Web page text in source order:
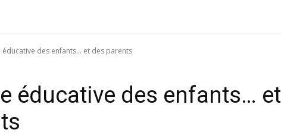
éducative des enfants… et des parents
éducative des enfants… et